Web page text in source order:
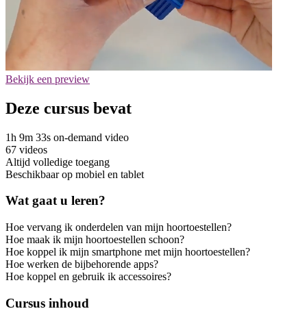
Bekijk een preview
Deze cursus bevat
1h 9m 33s on-demand video
67 videos
Altijd volledige toegang
Beschikbaar op mobiel en tablet
Wat gaat u leren?
Hoe vervang ik onderdelen van mijn hoortoestellen?
Hoe maak ik mijn hoortoestellen schoon?
Hoe koppel ik mijn smartphone met mijn hoortoestellen?
Hoe werken de bijbehorende apps?
Hoe koppel en gebruik ik accessoires?
Cursus inhoud